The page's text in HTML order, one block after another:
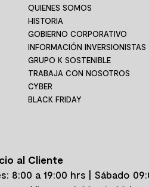
QUIENES SOMOS
HISTORIA
GOBIERNO CORPORATIVO
INFORMACIÓN INVERSIONISTAS
GRUPO K SOSTENIBLE
TRABAJA CON NOSOTROS
CYBER
BLACK FRIDAY
al Cliente
8:00 a 19:00 hrs | Sábado